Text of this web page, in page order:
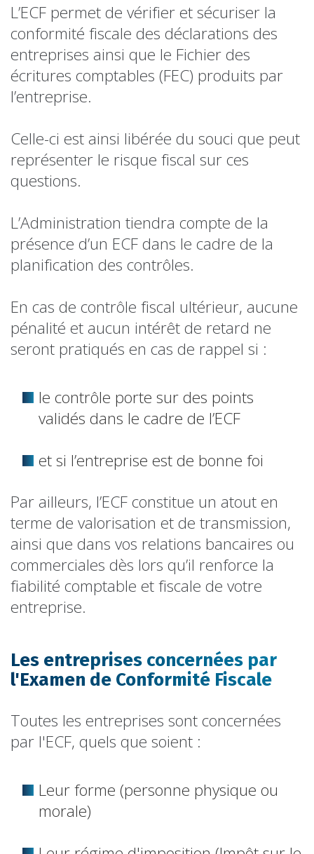
L’ECF permet de vérifier et sécuriser la
conformité fiscale des déclarations des
entreprises ainsi que le Fichier des
écritures comptables (FEC) produits par
l’entreprise.
Celle-ci est ainsi libérée du souci que peut
représenter le risque fiscal sur ces
questions.
L’Administration tiendra compte de la
présence d’un ECF dans le cadre de la
planification des contrôles.
En cas de contrôle fiscal ultérieur, aucune
pénalité et aucun intérêt de retard ne
seront pratiqués en cas de rappel si :
le contrôle porte sur des points
validés dans le cadre de l’ECF
et si l’entreprise est de bonne foi
Par ailleurs, l’ECF constitue un atout en
terme de valorisation et de transmission,
ainsi que dans vos relations bancaires ou
commerciales dès lors qu’il renforce la
fiabilité comptable et fiscale de votre
entreprise.
Les entreprises concernées par
l'Examen de Conformité Fiscale
Toutes les entreprises sont concernées
par l'ECF, quels que soient :
Leur forme (personne physique ou
morale)